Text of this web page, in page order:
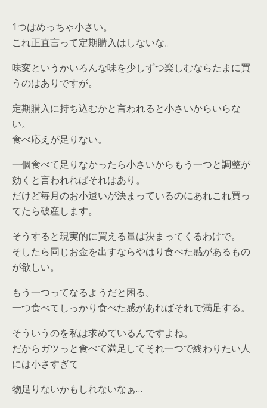
1つはめっちゃ小さい。
これ正直言って定期購入はしないな。
味変というかいろんな味を少しずつ楽しむならたまに買
うのはありですが。
定期購入に持ち込むかと言われると小さいからいらな
い。
食べ応えが足りない。
一個食べて足りなかったら小さいからもう一つと調整が
効くと言われればそれはあり。
だけど毎月のお小遣いが決まっているのにあれこれ買っ
てたら破産します。
そうすると現実的に買える量は決まってくるわけで。
そしたら同じお金を出すならやはり食べた感があるもの
が欲しい。
もう一つってなるようだと困る。
一つ食べてしっかり食べた感があればそれで満足する。
そういうのを私は求めているんですよね。
だからガツっと食べて満足してそれ一つで終わりたい人
には小さすぎて
物足りないかもしれないなぁ…